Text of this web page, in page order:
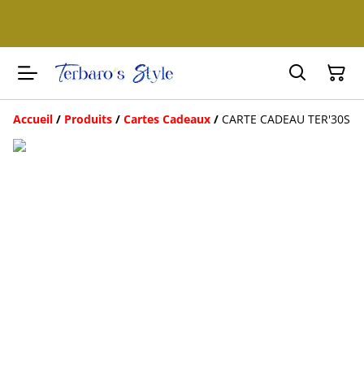
Accueil / Produits / Cartes Cadeaux / CARTE CADEAU TER'30S